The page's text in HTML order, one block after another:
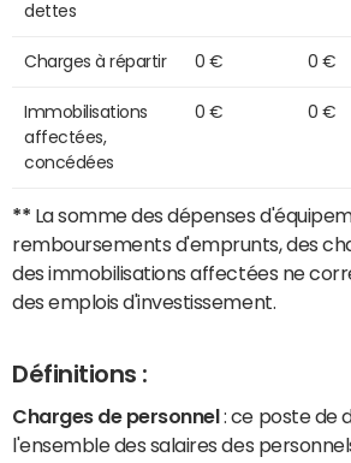
dettes
Charges à répartir 0 € 0 €
Immobilisations
affectées,
concédées
0 € 0 €
** La somme des dépenses
remboursements d'emprunts, des
des immobilisations affectées ne
des emplois d'investissement.
Définitions :
Charges de personnel : ce poste de
l'ensemble des salaires des